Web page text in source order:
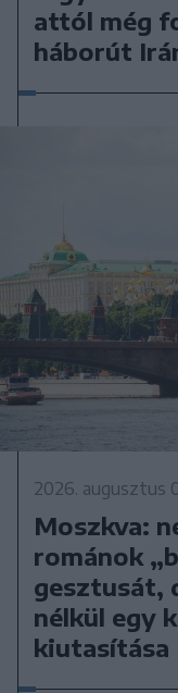
attól még
háborút
2026. augusztus
Moszkva:
románok
gesztusát,
nélkül egy
kiutasítása